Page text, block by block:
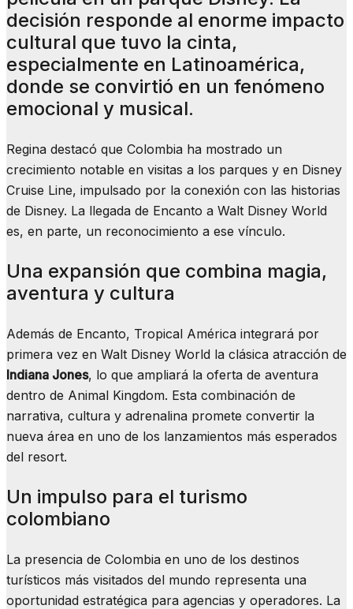
decisión responde al enorme impacto
cultural que tuvo la cinta,
especialmente en Latinoamérica,
donde se convirtió en un fenómeno
emocional y musical.
Regina destacó que Colombia ha mostrado un
crecimiento notable en visitas a los parques y en Disney
Cruise Line, impulsado por la conexión con las historias
de Disney. La llegada de Encanto a Walt Disney World
es, en parte, un reconocimiento a ese vínculo.
Una expansión que combina magia,
aventura y cultura
Además de Encanto, Tropical América integrará por
primera vez en Walt Disney World la clásica atracción de
Indiana Jones, lo que ampliará la oferta de aventura
dentro de Animal Kingdom. Esta combinación de
narrativa, cultura y adrenalina promete convertir la
nueva área en uno de los lanzamientos más esperados
del resort.
Un impulso para el turismo
colombiano
La presencia de Colombia en uno de los destinos
turísticos más visitados del mundo representa una
oportunidad estratégica para agencias y operadores. La